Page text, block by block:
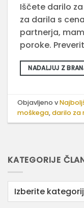
KATEGORIJE
Kategorije
Iščete darilo
za darila s
partnerja,
poroke.
NADALJUJ Z
Objavljeno v
moškega,darilo za